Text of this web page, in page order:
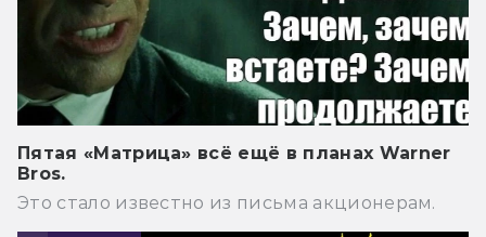
Пятая «Матрица» всё ещё в планах Warner
Bros.
Это стало известно из письма акционерам.